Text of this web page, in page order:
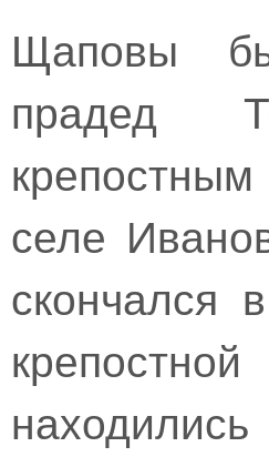
Щаповы
прадед
селе
скончался